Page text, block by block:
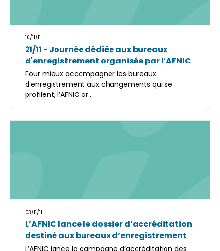
10/11/11
21/11 - Journée dédiée aux bureaux
d'enregistrement organisée par l’AFNIC
Pour mieux accompagner les bureaux
d’enregistrement aux changements qui se
profilent, l’AFNIC or...
03/11/11
L’AFNIC lance le dossier d’accréditation
destiné aux bureaux d’enregistrement
L’AFNIC lance la campagne d’accréditation des